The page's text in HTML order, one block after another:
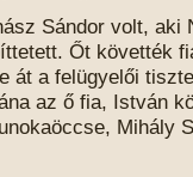
Sándor volt, aki
Őt követték
át a felügyelői
az ő fia, István
Mihály